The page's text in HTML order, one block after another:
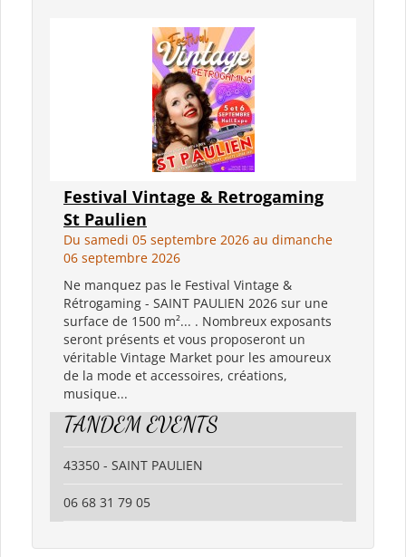
Festival Vintage & Retrogaming
St Paulien
Du samedi 05 septembre 2026 au dimanche
06 septembre 2026
Ne manquez pas le Festival Vintage &
Rétrogaming - SAINT PAULIEN 2026 sur une
surface de 1500 m²... . Nombreux exposants
seront présents et vous proposeront un
véritable Vintage Market pour les amoureux
de la mode et accessoires, créations,
musique...
TANDEM EVENTS
43350 - SAINT PAULIEN
06 68 31 79 05